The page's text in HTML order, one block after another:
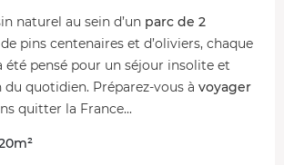
naturel au sein d’un parc de 2
pins centenaires et d’oliviers, chaque
été pensé pour un séjour insolite et
quotidien. Préparez-vous à voyager
quitter la France...